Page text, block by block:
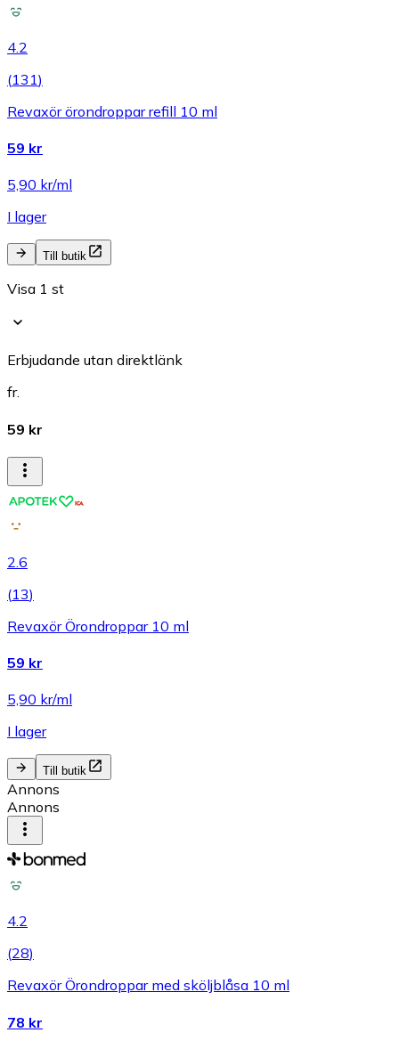
4.2
(131)
Revaxör örondroppar refill 10 ml
59 kr
5,90 kr/ml
I lager
Till butik
Visa 1 st
Erbjudande utan direktlänk
fr.
59 kr
2.6
(13)
Revaxör Örondroppar 10 ml
59 kr
5,90 kr/ml
I lager
Till butik
Annons
Annons
4.2
(28)
Revaxör Örondroppar med sköljblåsa 10 ml
78 kr